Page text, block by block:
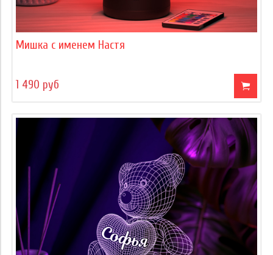
Мишка с именем Настя
1 490 руб